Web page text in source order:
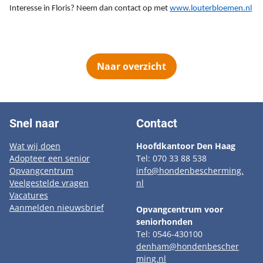
Interesse in Floris? Neem dan contact op met www.louterbloemen.nl
Naar overzicht
Snel naar
Wat wij doen
Adopteer een senior
Opvangcentrum
Veelgestelde vragen
Vacatures
Aanmelden nieuwsbrief
Contact
Hoofdkantoor Den Haag
Tel: 070 33 88 538
info@hondenbescherming.
nl
Opvangcentrum voor
seniorhonden
Tel: 0546-430100
denham@hondenbescher
ming.nl